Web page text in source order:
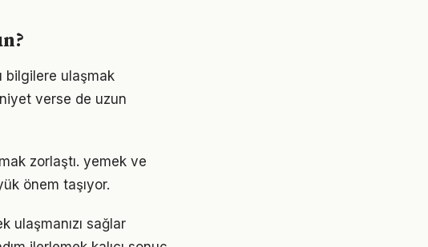
bilgilere ulaşmak
verse de uzun
zorlaştı. yemek ve
önem taşıyor.
ulaşmanızı sağlar